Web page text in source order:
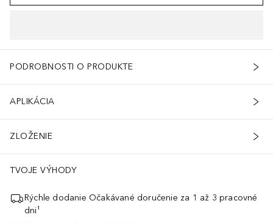
PODROBNOSTI O PRODUKTE
APLIKÁCIA
ZLOŽENIE
TVOJE VÝHODY
Rýchle dodanie Očakávané doručenie za 1 až 3 pracovné
dni¹